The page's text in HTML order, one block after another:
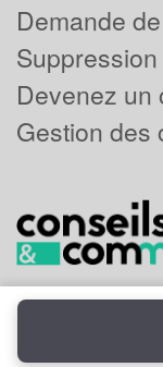
Demande
Devenez un
Gestion des